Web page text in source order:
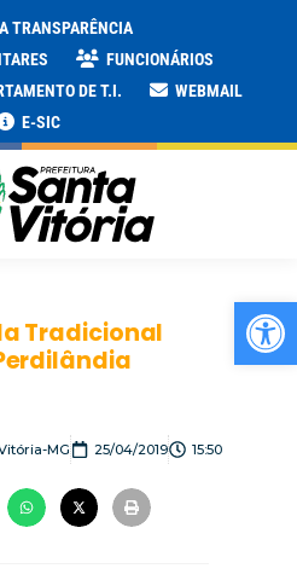
TRANSPARÊNCIA
FUNCIONÁRIOS
DE T.I.
WEBMAIL
E-SIC
Tradicional
MG 25/04/2019 15:50